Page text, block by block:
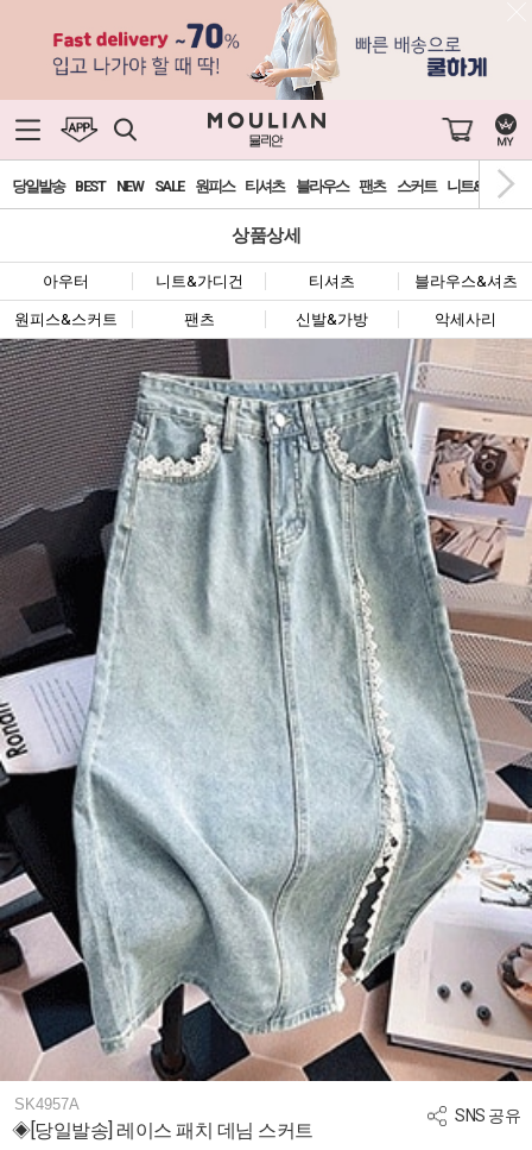
당일발송 BEST NEW SALE 원피스 티셔츠 블라우스 팬츠 스커트 니트&가디건
상품상세
아우터 니트&가디건 티셔츠 블라우스&셔츠
원피스&스커트 팬츠 신발&가방 악세사리
SNS 공유
SK4957A
◈[당일발송] 레이스 패치 데님 스커트